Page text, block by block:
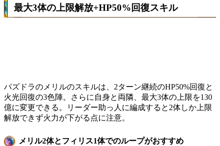
最大3体の上限解放+HP50%回復スキル
パズドラのメリルのスキルは、2ターン継続のHP50%回復と
火光回復の3色陣。さらに自身と両隣、最大3体の上限を130
億に変更できる。リーダー助っ人に編成すると2体しか上限
解放できず火力が下がる点に注意。
メリル2体とフィリス1体でのループがおすすめ